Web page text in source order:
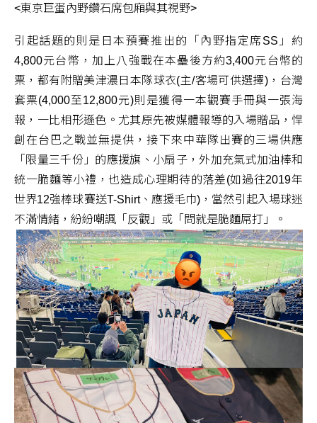
<東京巨蛋內野鑽石席包廂與其視野>
引起話題的則是日本預賽推出的「內野指定席SS」約
4,800元台幣，加上八強戰在本壘後方約3,400元台幣的
票，都有附贈美津濃日本隊球衣(主/客場可供選擇)，台灣
套票(4,000至12,800元)則是獲得一本觀賽手冊與一張海
報，一比相形遜色。尤其原先被媒體報導的入場贈品，悍
創在台巴之戰並無提供，接下來中華隊出賽的三場供應
「限量三千份」的應援旗、小扇子，外加充氣式加油棒和
統一脆麵等小禮，也造成心理期待的落差(如過往2019年
世界12強棒球賽送T-Shirt、應援毛巾)，當然引起入場球迷
不滿情緒，紛紛嘲諷「反觀」或「問就是脆麵屌打」。